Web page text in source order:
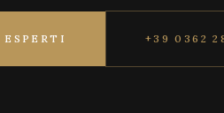
+39 0362